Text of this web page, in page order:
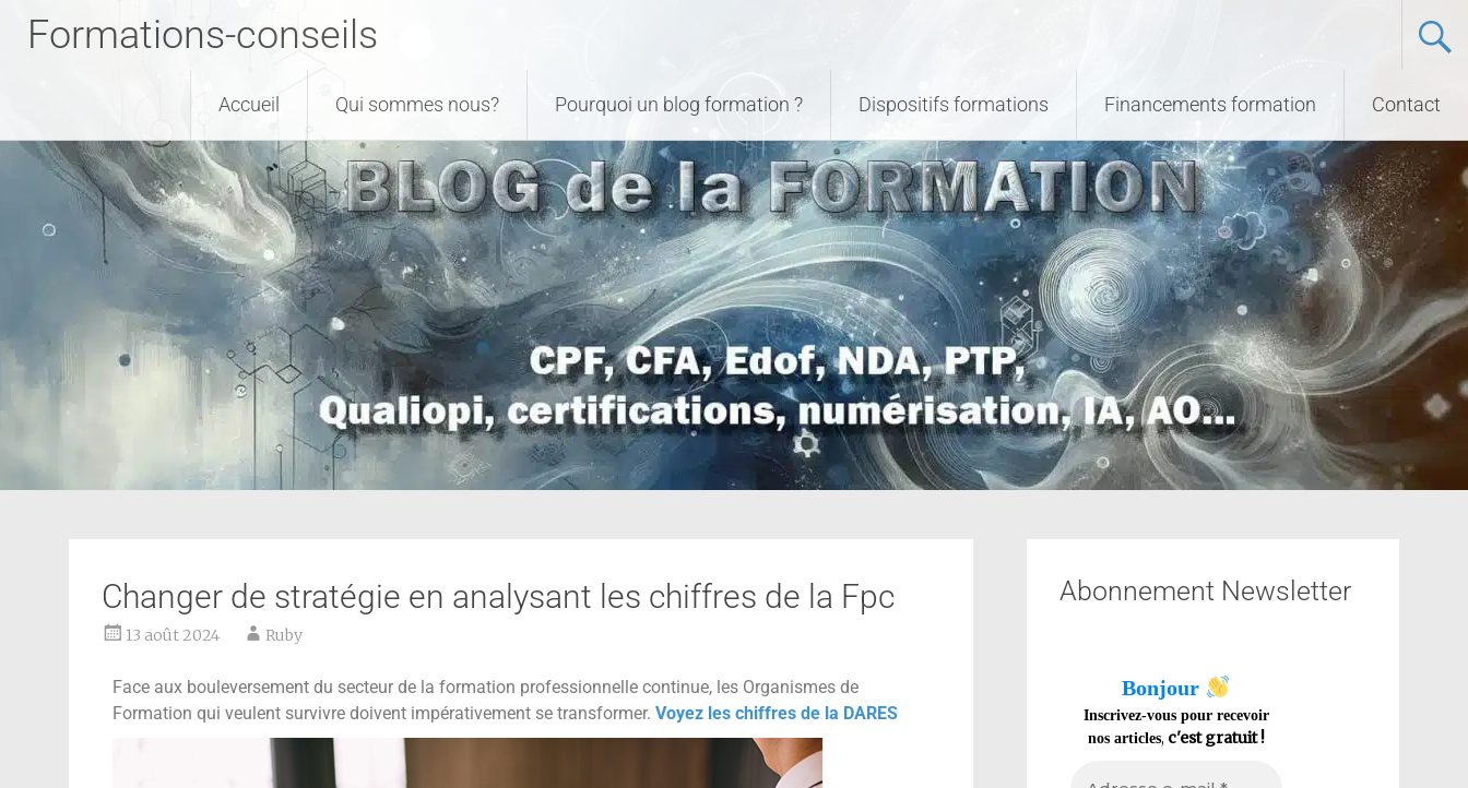
Formations-conseils
Accueil Qui sommes nous? Pourquoi un blog formation ? Dispositifs formations Financements formation Contact
Changer de stratégie en analysant les chiffres de la Fpc
13 août 2024 Ruby
Face aux bouleversement du secteur de la formation professionnelle continue, les Organismes de
Formation qui veulent survivre doivent impérativement se transformer. Voyez les chiffres de la DARES
Abonnement Newsletter
Bonjour
Inscrivez-vous pour recevoir
nos articles, c'est gratuit !